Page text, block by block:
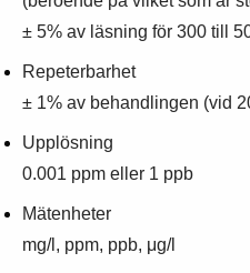
± 5% av läsning för 300 till
Repeterbarhet
± 1% av behandlingen (vid
Upplösning
0.001 ppm eller 1 ppb
Mätenheter
mg/l, ppm, ppb, μg/l